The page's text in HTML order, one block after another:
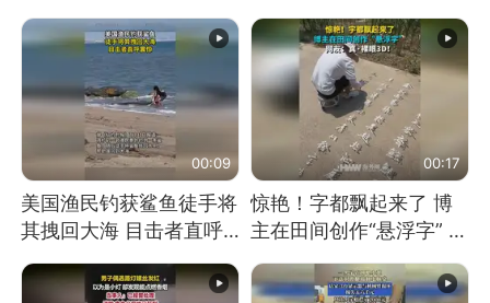
00:09
美国渔民钓获鲨鱼徒手将
其拽回大海 目击者直呼
消息）
00:17
惊艳！字都飘起来了 博
主在田间创作“悬浮字” 网